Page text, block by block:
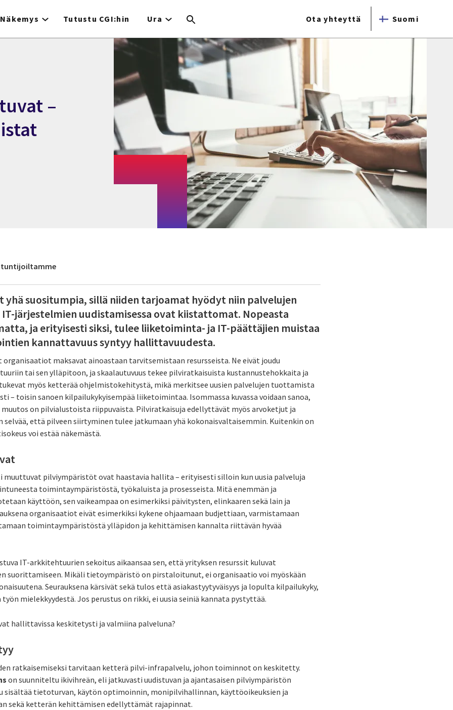
Näkemys Tutustu CGI:hin Ura Ota yhteyttä Suomi
–
suositumpia, sillä niiden tarjoamat hyödyt niin palvelujen
järjestelmien uudistamisessa ovat kiistattomat. Nopeasta
ja erityisesti siksi, tulee liiketoiminta- ja IT-päättäjien muistaa
kannattavuus syntyy hallittavuudesta.
maksavat ainoastaan tarvitsemistaan resursseista. Ne eivät joudu
tai sen ylläpitoon, ja skaalautuvuus tekee pilviratkaisuista kustannustehokkaita ja
myös ketterää ohjelmistokehitystä, mikä merkitsee uusien palvelujen tuottamista
– toisin sanoen kilpailukykyisempää liiketoimintaa. Isommassa kuvassa voidaan sanoa,
on pilvialustoista riippuvaista. Pilviratkaisuja edellyttävät myös arvoketjut ja
selvää, että pilveen siirtyminen tulee jatkumaan yhä kokonaisvaltaisemmin. Kuitenkin on
voi estää näkemästä.
muuttuvat pilviympäristöt ovat haastavia hallita – erityisesti silloin kun uusia palveluja
toimintaympäristöstä, työkaluista ja prosesseista. Mitä enemmän ja
käyttöön, sen vaikeampaa on esimerkiksi päivitysten, elinkaaren sekä lain ja
organisaatiot eivät esimerkiksi kykene ohjaamaan budjettiaan, varmistamaan
toimintaympäristöstä ylläpidon ja kehittämisen kannalta riittävän hyvää
IT-arkkitehtuurien sekoitus aikaansaa sen, että yrityksen resurssit kuluvat
suorittamiseen. Mikäli tietoympäristö on pirstaloitunut, ei organisaatio voi myöskään
Seurauksena kärsivät sekä tulos että asiakastyytyväisyys ja lopulta kilpailukyky,
mielekkyydestä. Jos perustus on rikki, ei uusia seiniä kannata pystyttää.
hallittavissa keskitetysti ja valmiina palveluna?
ratkaisemiseksi tarvitaan ketterä pilvi-infrapalvelu, johon toiminnot on keskitetty.
on suunniteltu ikivihreän, eli jatkuvasti uudistuvan ja ajantasaisen pilviympäristön
sisältää tietoturvan, käytön optimoinnin, monipilvihallinnan, käyttöoikeuksien ja
sekä ketterän kehittämisen edellyttämät rajapinnat.